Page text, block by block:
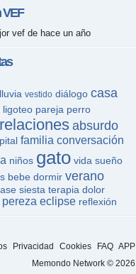
VEF
lluvia vestido diálogo casa
ligoteo pareja perro
relaciones absurdo
familia conversación
niños gato vida sueño
bebe dormir verano
siesta terapia dolor
pereza eclipse reflexión
Privacidad Cookies FAQ APP
Memondo Network © 2026